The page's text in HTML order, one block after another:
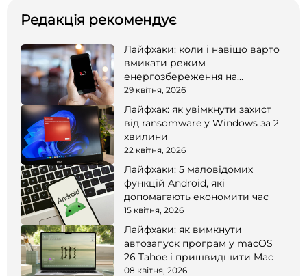
Редакція рекомендує
Лайфхаки: коли і навіщо варто
вмикати режим
енергозбереження на
смартфоні
29 квітня, 2026
Лайфхак: як увімкнути захист
від ransomware у Windows за 2
хвилини
22 квітня, 2026
Лайфхаки: 5 маловідомих
функцій Android, які
допомагають економити час
15 квітня, 2026
Лайфхаки: як вимкнути
автозапуск програм у macOS
26 Tahoe і пришвидшити Mac
08 квітня, 2026